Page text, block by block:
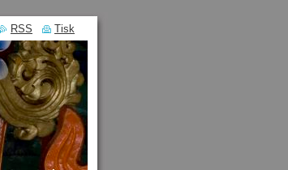
RSS Tisk